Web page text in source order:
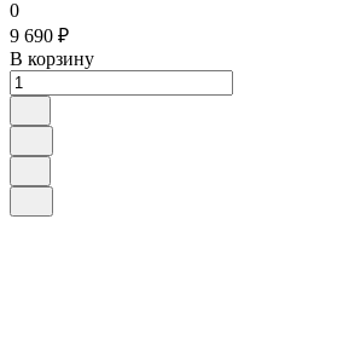
Аппарат ручной дуговой САИ-190Т LUX
0
9 690 ₽
В корзину